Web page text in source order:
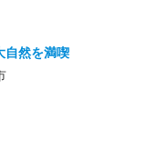
自然を満喫